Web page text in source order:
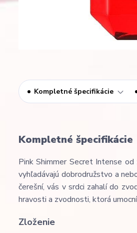
Kompletné špecifikácie
Kompletné špecifikácie
Pink Shimmer Secret Intense
vyhľadávajú dobrodružstvo a
čerešní, vás v srdci zahalí do
hravosti a zvodnosti, ktorá
Zloženie